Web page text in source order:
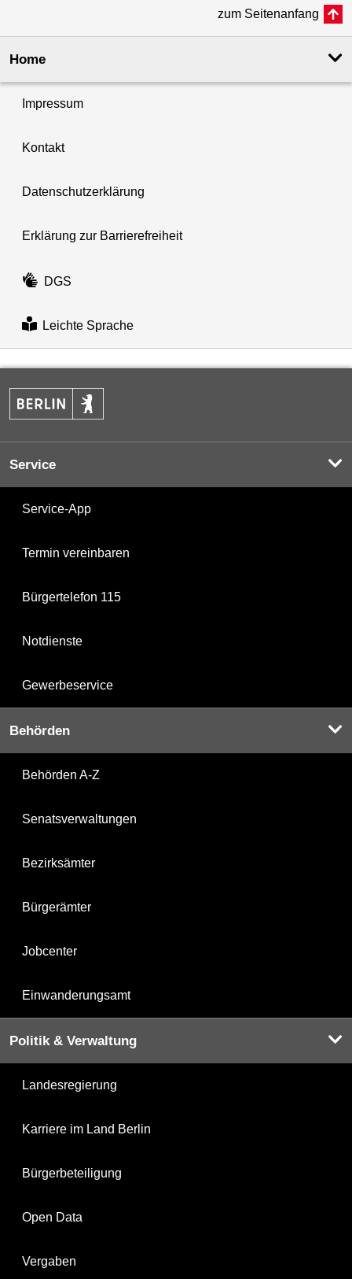
zum Seitenanfang
Home
Impressum
Kontakt
Datenschutzerklärung
Erklärung zur Barrierefreiheit
DGS
Leichte Sprache
Service
Service-App
Termin vereinbaren
Bürgertelefon 115
Notdienste
Gewerbeservice
Behörden
Behörden A-Z
Senatsverwaltungen
Bezirksämter
Bürgerämter
Jobcenter
Einwanderungsamt
Politik & Verwaltung
Landesregierung
Karriere im Land Berlin
Bürgerbeteiligung
Open Data
Vergaben